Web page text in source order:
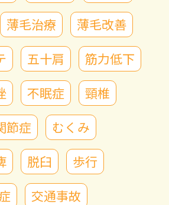
薄毛治療
薄毛改善
五十肩
筋力低下
不眠症
頸椎
節症
むくみ
脱臼
歩行
交通事故